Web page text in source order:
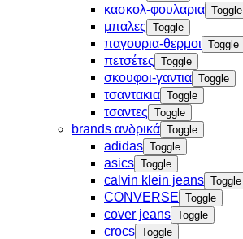
κασκολ-φουλαρια Toggle
μπαλες Toggle
παγουρια-θερμοι Toggle
πετσέτες Toggle
σκουφοι-γαντια Toggle
τσαντακια Toggle
τσαντες Toggle
brands ανδρικά Toggle
adidas Toggle
asics Toggle
calvin klein jeans Toggle
CONVERSE Toggle
cover jeans Toggle
crocs Toggle